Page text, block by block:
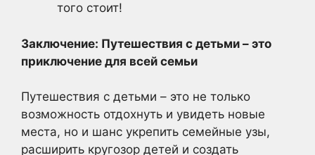
того стоит!
Заключение: Путешествия с детьми – это
приключение для всей семьи
Путешествия с детьми – это не только
возможность отдохнуть и увидеть новые
места, но и шанс укрепить семейные узы,
расширить кругозор детей и создать